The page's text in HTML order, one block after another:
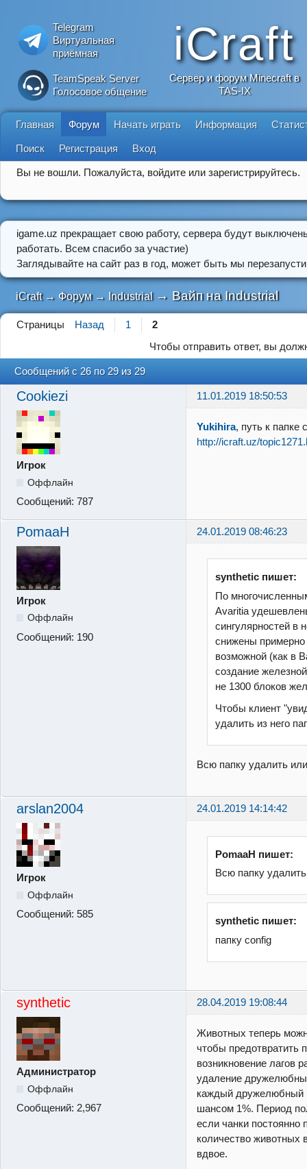
Telegram
Виртуальная
приёмная
TeamSpeak Server
Голосовое общение
iCraft
Сервер и форум Minecraft в
TAS-IX
Главная Форум Начать играть Информация
Поиск Регистрация Вход
Вы не вошли. Пожалуйста, войдите или зарегистрируйтесь.
igame.uz прекращает свою работу, сервера будут
работать. Всем спасибо за участие)
Заглядывайте на сайт раз в год, может быть мы
iCraft → Форум → Industrial → Вайп на Industrial
Страницы Назад 1
2
Чтобы отправить ответ, вы
Сообщений с 26 по 29 из 29
Cookiezi 11.01.2019 18:50:53
Игрок
Оффлайн
Сообщений: 787
Yukihira, путь к папке
http://icraft.uz/
PomaaH 24.01.2019 08:46:23
Игрок
Оффлайн
Сообщений: 190
synthetic пишет:
По
Avaritia
сингулярностей в
снижены
возможной (как в
создание
не 1300 блоков
Чтобы клиент
удалить из него
Всю папку удалить
arslan2004 24.01.2019 14:14:42
Игрок
Оффлайн
Сообщений: 585
PomaaH пишет:
Всю папку
synthetic пишет:
папку config
synthetic 28.04.2019 19:08:44
Администратор
Оффлайн
Сообщений: 2,967
Животных теперь
чтобы предотвратить
возникновение лагов
удаление
каждый дружелюбный
шансом 1%. Период
если чанки постоянно
количество
вдвое.